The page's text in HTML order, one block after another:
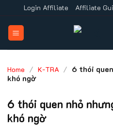
to
content
Login Affiliate Affiliate
Home / K-TRA / 6 thói
khó ngờ
6 thói quen nhỏ
khó ngờ